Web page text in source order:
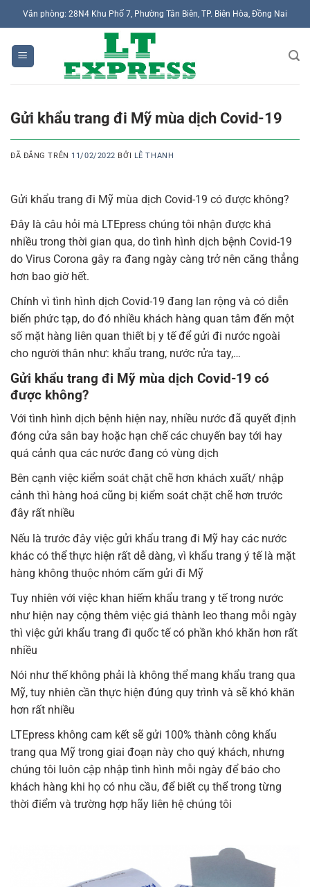
Chuyển
đến
nội
dung
Văn phòng: 28N4 Khu Phố 7, Phường Tân Biên, TP. Biên Hòa, Đồng Nai
Gửi khẩu trang đi Mỹ mùa dịch Covid-19
ĐÃ ĐĂNG TRÊN 11/02/2022 BỞI LÊ THANH
Gửi khẩu trang đi Mỹ mùa dịch Covid-19 có được không?
Đây là câu hỏi mà LTEpress chúng tôi nhận được khá
nhiều trong thời gian qua, do tình hình dịch bệnh Covid-19
do Virus Corona gây ra đang ngày càng trở nên căng thẳng
hơn bao giờ hết.
Chính vì tình hình dịch Covid-19 đang lan rộng và có diễn
biến phức tạp, do đó nhiều khách hàng quan tâm đến một
số mặt hàng liên quan thiết bị y tế để gửi đi nước ngoài
cho người thân như: khẩu trang, nước rửa tay,…
Gửi khẩu trang đi Mỹ mùa dịch Covid-19 có
được không?
Với tình hình dịch bệnh hiện nay, nhiều nước đã quyết định
đóng cửa sân bay hoặc hạn chế các chuyến bay tới hay
quá cảnh qua các nước đang có vùng dịch
Bên cạnh việc kiểm soát chặt chẽ hơn khách xuất/ nhập
cảnh thì hàng hoá cũng bị kiểm soát chặt chẽ hơn trước
đây rất nhiều
Nếu là trước đây việc gửi khẩu trang đi Mỹ hay các nước
khác có thể thực hiện rất dễ dàng, vì khẩu trang ý tế là mặt
hàng không thuộc nhóm cấm gửi đi Mỹ
Tuy nhiên với việc khan hiếm khẩu trang y tế trong nước
như hiện nay cộng thêm việc giá thành leo thang mỗi ngày
thì việc gửi khẩu trang đi quốc tế có phần khó khăn hơn rất
nhiều
Nói như thế không phải là không thể mang khẩu trang qua
Mỹ, tuy nhiên cần thực hiện đúng quy trình và sẽ khó khăn
hơn rất nhiều
LTEpress không cam kết sẽ gửi 100% thành công khẩu
trang qua Mỹ trong giai đoạn này cho quý khách, nhưng
chúng tôi luôn cập nhập tình hình mỗi ngày để báo cho
khách hàng khi họ có nhu cầu, để biết cụ thể trong từng
thời điểm và trường hợp hãy liên hệ chúng tôi